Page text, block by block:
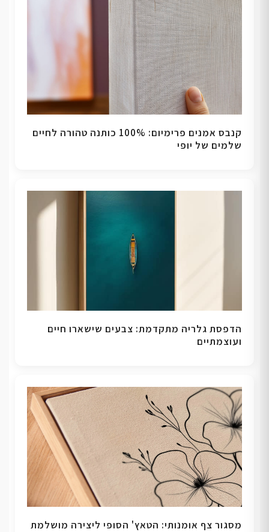
קנבס אמנים פרימיום: 100% כותנה טהורה לחיים
שלמים של יופי
הדפסת גלריה מתקדמת: צבעים שישארו חיים
ועוצמתיים
מסגור צף אומנותי: הטאץ' הסופי ליצירה מושלמת